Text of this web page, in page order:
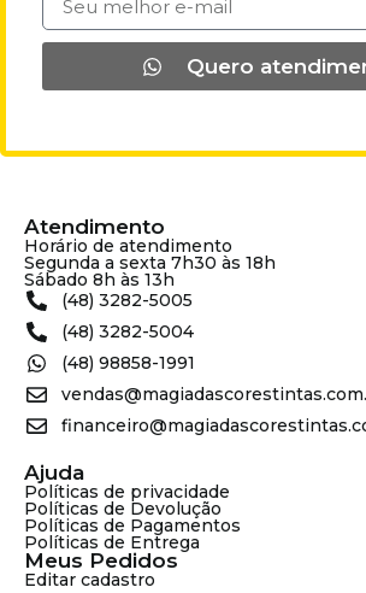
Quero
Atendimento
Horário de atendimento
Segunda a sexta 7h30 às 18h
Sábado 8h às 13h
(48) 3282-5005
(48) 3282-5004
(48) 98858-1991
Ajuda
Políticas de privacidade
Políticas de Devolução
Políticas de Pagamentos
Políticas de Entrega
Meus Pedidos
Editar cadastro